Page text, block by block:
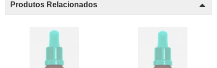
Produtos Relacionados